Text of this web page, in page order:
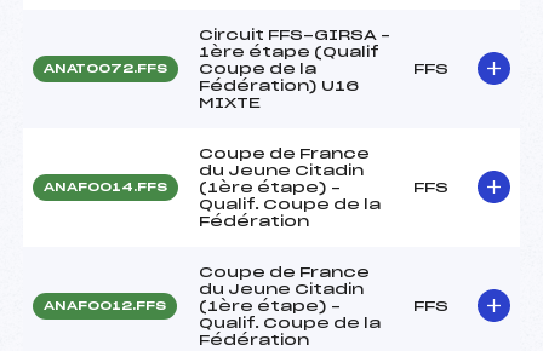
ANAT0072.FFS
Circuit FFS-GIRSA –
1ère étape (Qualif
Coupe de la
Fédération) U16
MIXTE
FFS
ANAF0014.FFS
Coupe de France
du Jeune Citadin
(1ère étape) –
Qualif. Coupe de la
Fédération
FFS
ANAF0012.FFS
Coupe de France
du Jeune Citadin
(1ère étape) –
Qualif. Coupe de la
Fédération
FFS